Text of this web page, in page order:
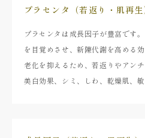
プラセンタ（若返り・肌再生
プラセンタは成長因子が豊富です
を目覚めさせ、新陳代謝を高める
老化を抑えるため、若返りやアン
美白効果、シミ、しわ、乾燥肌、